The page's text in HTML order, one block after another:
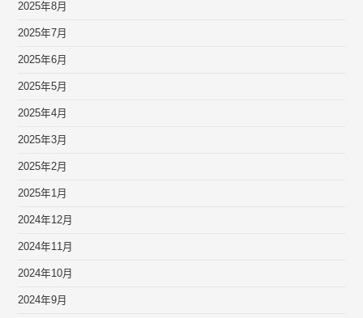
2025年8月
2025年7月
2025年6月
2025年5月
2025年4月
2025年3月
2025年2月
2025年1月
2024年12月
2024年11月
2024年10月
2024年9月